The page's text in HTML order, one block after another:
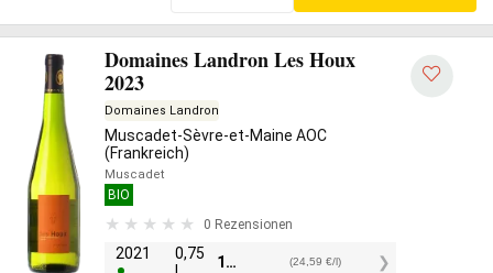
Domaines Landron Les Houx
2023
Domaines Landron
Muscadet-Sèvre-et-Maine AOC
(Frankreich)
Muscadet
BIO
0 Rezensionen
2021
0,75
18,45 (24,59 €/l)